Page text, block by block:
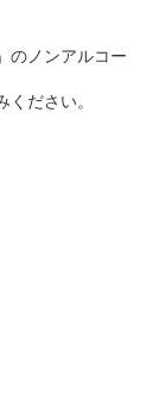
のノンアルコー
ださい。